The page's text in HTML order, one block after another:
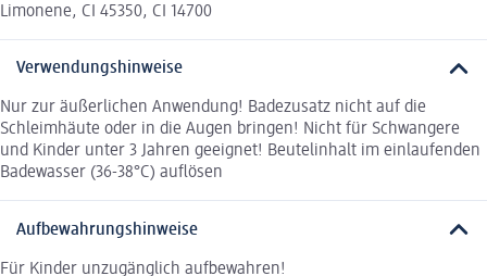
Limonene, CI 45350, CI 14700
Verwendungshinweise
Nur zur äußerlichen Anwendung! Badezusatz nicht auf die
Schleimhäute oder in die Augen bringen! Nicht für Schwangere
und Kinder unter 3 Jahren geeignet! Beutelinhalt im einlaufenden
Badewasser (36-38°C) auﬂösen
Aufbewahrungshinweise
Für Kinder unzugänglich aufbewahren!